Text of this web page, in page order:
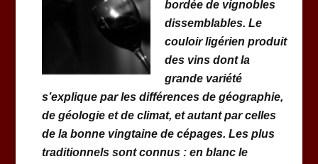
bordée de vignobles
dissemblables. Le
couloir ligérien produit
des vins dont la
grande variété
s’explique par les différences de géographie,
de géologie et de climat, et autant par celles
de la bonne vingtaine de cépages. Les plus
traditionnels sont connus : en blanc le